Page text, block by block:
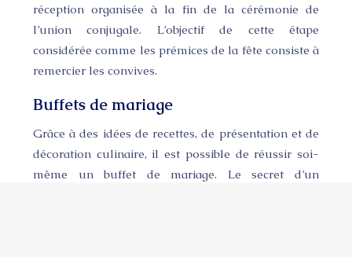
réception organisée à la fin de la cérémonie de
l’union conjugale. L’objectif de cette étape
considérée comme les prémices de la fête consiste à
remercier les convives.
Buffets de mariage
Grâce à des idées de recettes, de présentation et de
décoration culinaire, il est possible de réussir soi-
même un buffet de mariage. Le secret d’un